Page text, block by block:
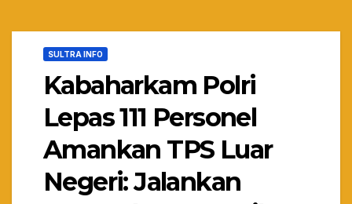
SULTRA INFO
Kabaharkam Polri
Lepas 111 Personel
Amankan TPS Luar
Negeri: Jalankan